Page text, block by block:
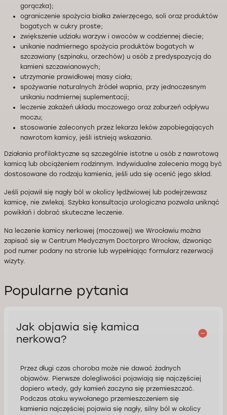
gorączka);
ograniczenie spożycia białka zwierzęcego, soli oraz produktów
bogatych w cukry proste;
zwiększenie udziału warzyw i owoców w codziennej diecie;
unikanie nadmiernego spożycia produktów bogatych w
szczawiany (szpinaku, orzechów) u osób z predyspozycją do
kamieni szczawianowych;
utrzymanie prawidłowej masy ciała;
spożywanie naturalnych źródeł wapnia, przy jednoczesnym
unikaniu nadmiernej suplementacji;
leczenie zakażeń układu moczowego oraz zaburzeń odpływu
moczu;
stosowanie zaleconych przez lekarza leków zapobiegających
nawrotom kamicy, jeśli istnieją wskazania.
Działania profilaktyczne są szczególnie istotne u osób z nawrotową
kamicą lub obciążeniem rodzinnym. Indywidualne zalecenia mogą być
dostosowane do rodzaju kamienia, jeśli uda się ocenić jego skład.
Jeśli pojawił się nagły ból w okolicy lędźwiowej lub podejrzewasz
kamicę, nie zwlekaj. Szybka konsultacja urologiczna pozwala uniknąć
powikłań i dobrać skuteczne leczenie.
Na leczenie kamicy nerkowej (moczowej) we Wrocławiu można
zapisać się w Centrum Medycznym Doctorpro Wrocław, dzwoniąc
pod numer podany na stronie lub wypełniając formularz rezerwacji
wizyty.
Popularne pytania
Jak objawia się kamica
nerkowa?
Przez długi czas choroba może nie dawać żadnych
objawów. Pierwsze dolegliwości pojawiają się najczęściej
dopiero wtedy, gdy kamień zaczyna się przemieszczać.
Podczas ataku wywołanego przemieszczeniem się
kamienia najczęściej pojawia się nagły, silny ból w okolicy